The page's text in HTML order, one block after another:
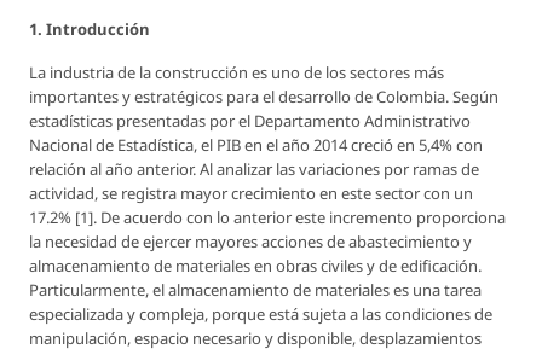
1. Introducción
La industria de la construcción es uno de los sectores más
importantes y estratégicos para el desarrollo de Colombia. Según
estadísticas presentadas por el Departamento Administrativo
Nacional de Estadística, el PIB en el año 2014 creció en 5,4% con
relación al año anterior. Al analizar las variaciones por ramas de
actividad, se registra mayor crecimiento en este sector con un
17.2% [1]. De acuerdo con lo anterior este incremento proporciona
la necesidad de ejercer mayores acciones de abastecimiento y
almacenamiento de materiales en obras civiles y de edificación.
Particularmente, el almacenamiento de materiales es una tarea
especializada y compleja, porque está sujeta a las condiciones de
manipulación, espacio necesario y disponible, desplazamientos